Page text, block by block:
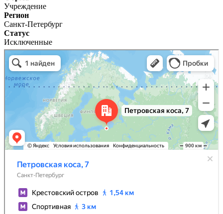
Учреждение
Регион
Санкт-Петербург
Статус
Исключенные